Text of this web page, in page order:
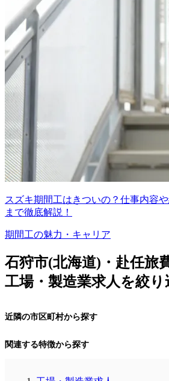
スズキ期間工はきついの？仕事内容
まで徹底解説！
期間工の魅力・キャリア
石狩市(北海道)・赴任旅
工場・製造業求人を絞り
近隣の市区町村から探す
関連する特徴から探す